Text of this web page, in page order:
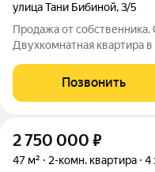
улица Тани Бибиной,3/5
Продажа от
Двухкомнатная квартира
дерзкие,дизайнерские
Квартира не угловая,не
Позвонить
2 750 000 ₽
47 м² 2-комн. квартира 4